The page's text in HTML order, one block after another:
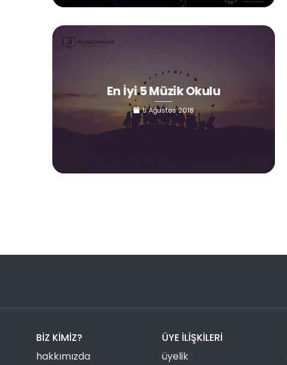
En İyi 5 Müzik Okulu
5 Ağustos 2018
BIZ KIMIZ?
hakkımızda
ÜYE ILIŞKILERI
üyelik